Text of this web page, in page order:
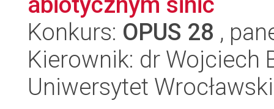
Konkurs: OPUS 28 ,
Kierownik: dr Wojciech
Uniwersytet Wrocławski